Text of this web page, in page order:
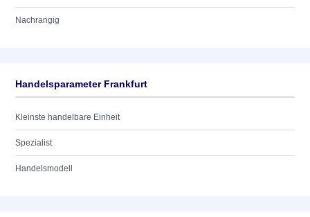
Nachrangig
Handelsparameter Frankfurt
Kleinste handelbare Einheit
Spezialist
Handelsmodell